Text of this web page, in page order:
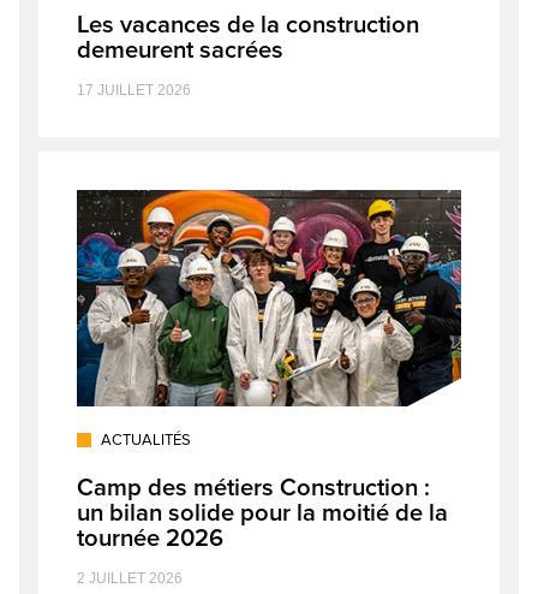
Les vacances de la construction
demeurent sacrées
17 JUILLET 2026
ACTUALITÉS
Camp des métiers Construction :
un bilan solide pour la moitié de la
tournée 2026
2 JUILLET 2026